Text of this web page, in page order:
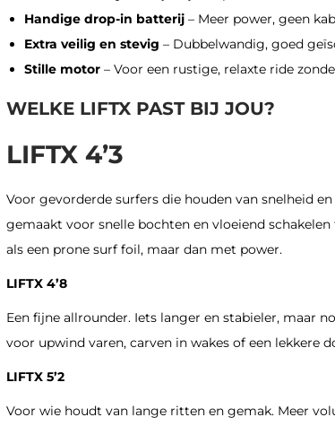
Handige drop-in batterij – Meer power, geen
Extra veilig en stevig – Dubbelwandig, goed
Stille motor – Voor een rustige, relaxte ride
WELKE LIFTX PAST BIJ JOU?
LIFTX 4’3
Voor gevorderde surfers die houden van snelheid
gemaakt voor snelle bochten en vloeiend
als een prone surf foil, maar dan met power.
LIFTX 4’8
Een fijne allrounder. Iets langer en stabieler, maar
voor upwind varen, carven in wakes of een lekkere
LIFTX 5’2
Voor wie houdt van lange ritten en gemak. Meer